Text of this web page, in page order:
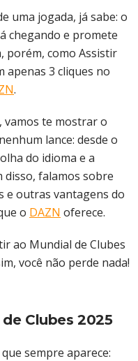
uma jogada, já sabe: o
chegando e promete
porém, como Assistir
apenas 3 cliques no
.
te mostrar o
lance: desde o
do idioma e a
disso, falamos sobre
e outras vantagens do
o DAZN oferece.
ao Mundial de Clubes
você não perde nada!
Clubes 2025
sempre aparece: